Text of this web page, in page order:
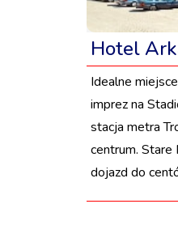
Hotel
Idealne
imprez na
stacja metra
centrum. Stare
dojazd do